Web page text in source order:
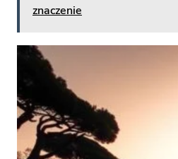
znaczenie